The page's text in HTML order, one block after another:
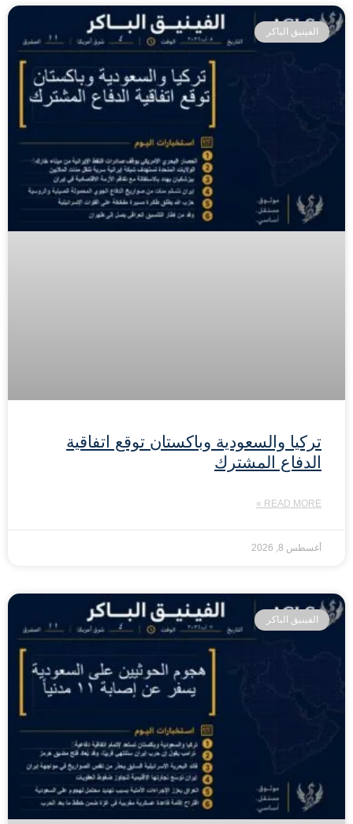
الفينيق الباكر
تركيا والسعودية وباكستان توقع اتفاقية
الدفاع المشترك
READ MORE »
أغسطس 8, 2026
الفينيق الباكر